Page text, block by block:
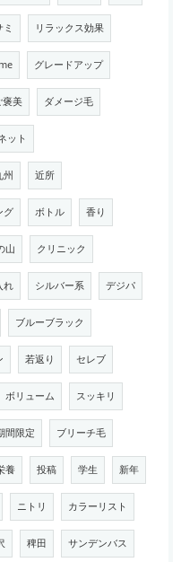
リラックス効果
グレードアップ
褒美 ダメージ毛
ット
州 近所
グ ボトル 香り
山 クリニック
れ シルバー系 デジパ
ブルーブラック
若返り セレブ
ボリューム スッキリ
間限定 ブリーチ毛
養 投稿 学生 新年
ニトリ カラーリスト
稗田 サンデンバス